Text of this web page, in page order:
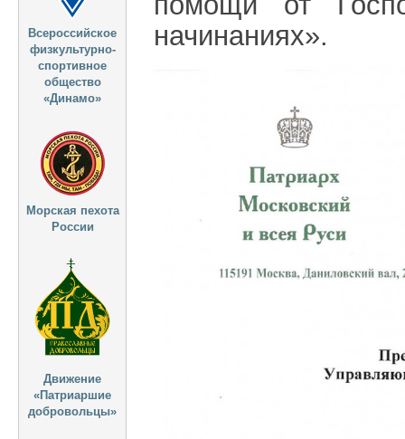
начинаниях».
Всероссийское
физкультурно-
спортивное
общество
«Динамо»
Морская пехота
России
Движение
«Патриаршие
добровольцы»